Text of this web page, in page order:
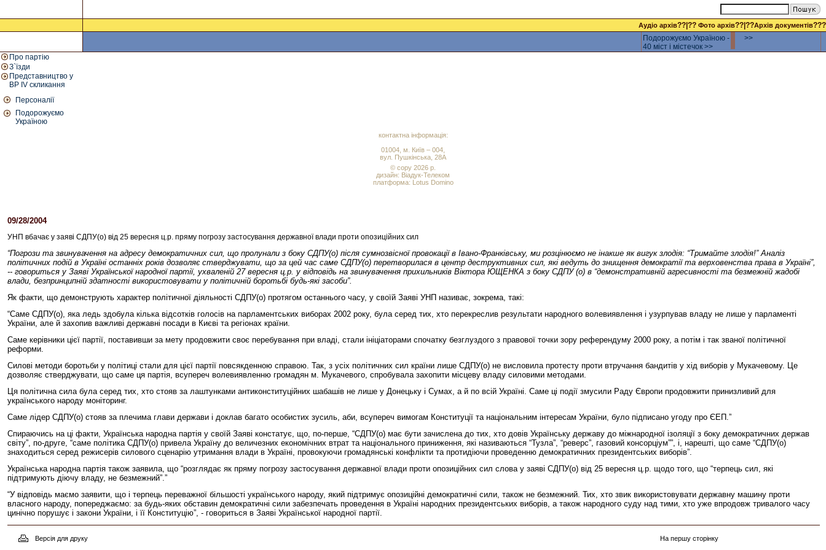
Аудіо архів??|?? Фото архів??|??Архів документів???
Подорожуємо Україною -
40 міст і містечок >>
>>
Про партію
З`їзди
Представництво у
ВР IV скликання
Персоналії
Подорожуємо
Україною
контактна інформація:
01004, м. Київ – 004,
вул. Пушкінська, 28А
© copy 2026 р.
дизайн: Віадук-Телеком
платформа: Lotus Domino
09/28/200411:16 AM
УНП вбачає у заяві СДПУ(о) від 25 вересня ц.р. пряму погрозу застосування державної влади проти опозиційних сил
“Погрози та звинувачення на адресу демократичних сил, що пролунали з боку СДПУ(о) після сумнозвісної провокації в Івано-Франківську, ми розцінюємо не інакше як вигук злодія: “Тримайте злодія!” Аналіз
політичних подій в Україні останніх років дозволяє стверджувати, що за цей час саме СДПУ(о) перетворилася в центр деструктивних сил, які ведуть до знищення демократії та верховенства права в Україні”,
-- говориться у Заяві Української народної партії, ухваленій 27 вересня ц.р. у відповідь на звинувачення прихильників Віктора ЮЩЕНКА з боку СДПУ (о) в “демонстративній агресивності та безмежній жадобі
влади, безпринципній здатності використовувати у політичній боротьбі будь-які засоби”.
Як факти, що демонструють характер політичної діяльності СДПУ(о) протягом останнього часу, у своїй Заяві УНП називає, зокрема, такі:
“Саме СДПУ(о), яка ледь здобула кілька відсотків голосів на парламентських виборах 2002 року, була серед тих, хто перекреслив результати народного волевиявлення і узурпував владу не лише у парламенті
України, але й захопив важливі державні посади в Києві та регіонах країни.
Саме керівники цієї партії, поставивши за мету продовжити своє перебування при владі, стали ініціаторами спочатку безглуздого з правової точки зору референдуму 2000 року, а потім і так званої політичної
реформи.
Силові методи боротьби у політиці стали для цієї партії повсякденною справою. Так, з усіх політичних сил країни лише СДПУ(о) не висловила протесту проти втручання бандитів у хід виборів у Мукачевому. Це
дозволяє стверджувати, що саме ця партія, всупереч волевиявленню громадян м. Мукачевого, спробувала захопити місцеву владу силовими методами.
Ця політична сила була серед тих, хто стояв за лаштунками антиконституційних шабашів не лише у Донецьку і Сумах, а й по всій Україні. Саме ці події змусили Раду Європи продовжити принизливий для
українського народу моніторинг.
Саме лідер СДПУ(о) стояв за плечима глави держави і доклав багато особистих зусиль, аби, всупереч вимогам Конституції та національним інтересам України, було підписано угоду про ЄЕП.”
Спираючись на ці факти, Українська народна партія у своїй Заяві констатує, що, по-перше, “СДПУ(о) має бути зачислена до тих, хто довів Українську державу до міжнародної ізоляції з боку демократичних держав
світу”, по-друге, “саме політика СДПУ(о) привела Україну до величезних економічних втрат та національного приниження, які називаються “Тузла”, “реверс”, газовий консорціум””, і, нарешті, що саме “СДПУ(о)
знаходиться серед режисерів силового сценарію утримання влади в Україні, провокуючи громадянські конфлікти та протидіючи проведенню демократичних президентських виборів”.
Українська народна партія також заявила, що “розглядає як пряму погрозу застосування державної влади проти опозиційних сил слова у заяві СДПУ(о) від 25 вересня ц.р. щодо того, що “терпець сил, які
підтримують діючу владу, не безмежний”.”
“У відповідь маємо заявити, що і терпець переважної більшості українського народу, який підтримує опозиційні демократичні сили, також не безмежний. Тих, хто звик використовувати державну машину проти
власного народу, попереджаємо: за будь-яких обставин демократичні сили забезпечать проведення в Україні народних президентських виборів, а також народного суду над тими, хто уже впродовж тривалого часу
цинічно порушує і закони України, і її Конституцію”, - говориться в Заяві Української народної партії.
Версія для друку На першу сторінку